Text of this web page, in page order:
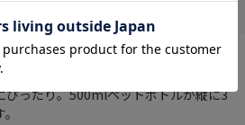
リ袋ニオワイナ 白半透明大サイズ30枚
ぴったり。500mlペットボトルが縦に3